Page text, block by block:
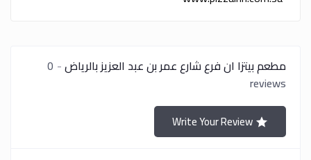
مطعم بيتزا ان فرع شارع عمر بن عبد العزيز بالرياض 0
reviews
Write Your Review